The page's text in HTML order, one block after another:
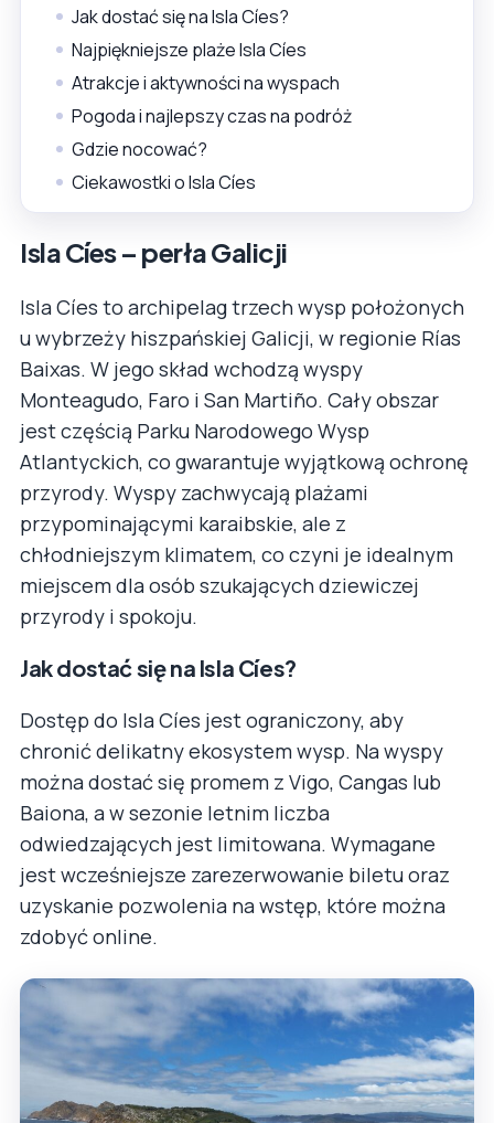
Jak dostać się na Isla Cíes?
Najpiękniejsze plaże Isla Cíes
Atrakcje i aktywności na wyspach
Pogoda i najlepszy czas na podróż
Gdzie nocować?
Ciekawostki o Isla Cíes
Isla Cíes – perła Galicji
Isla Cíes to archipelag trzech wysp położonych
u wybrzeży hiszpańskiej Galicji, w regionie Rías
Baixas. W jego skład wchodzą wyspy
Monteagudo, Faro i San Martiño. Cały obszar
jest częścią Parku Narodowego Wysp
Atlantyckich, co gwarantuje wyjątkową ochronę
przyrody. Wyspy zachwycają plażami
przypominającymi karaibskie, ale z
chłodniejszym klimatem, co czyni je idealnym
miejscem dla osób szukających dziewiczej
przyrody i spokoju.
Jak dostać się na Isla Cíes?
Dostęp do Isla Cíes jest ograniczony, aby
chronić delikatny ekosystem wysp. Na wyspy
można dostać się promem z Vigo, Cangas lub
Baiona, a w sezonie letnim liczba
odwiedzających jest limitowana. Wymagane
jest wcześniejsze zarezerwowanie biletu oraz
uzyskanie pozwolenia na wstęp, które można
zdobyć online.